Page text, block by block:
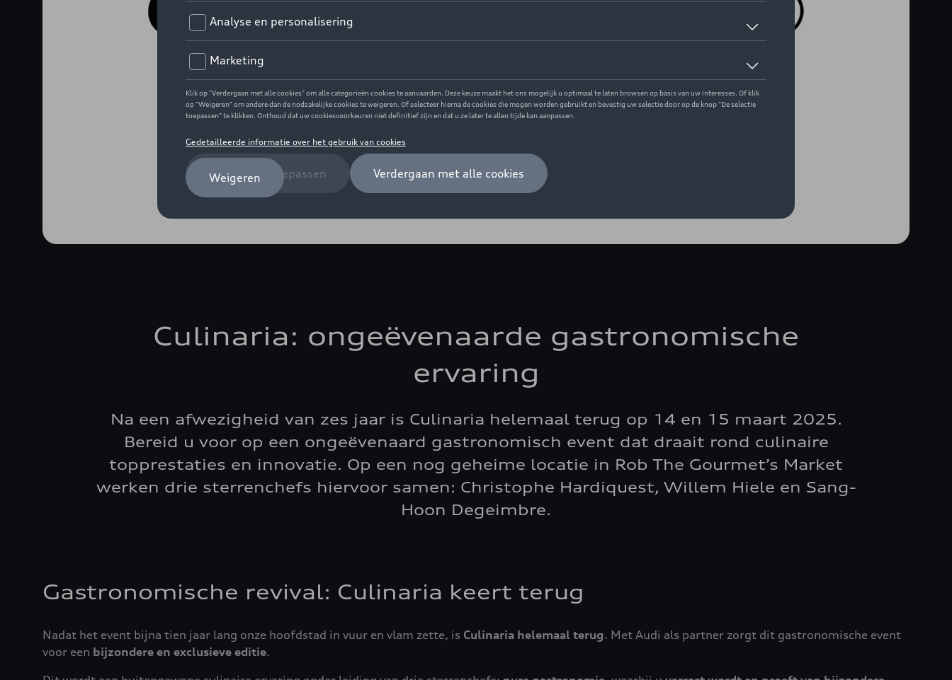
Culinaria: ongeëvenaarde gastronomische
ervaring
Na een afwezigheid van zes jaar is Culinaria helemaal terug op 14 en 15 maart 2025.
Bereid u voor op een ongeëvenaard gastronomisch event dat draait rond culinaire
topprestaties en innovatie. Op een nog geheime locatie in Rob The Gourmet’s Market
werken drie sterrenchefs hiervoor samen: Christophe Hardiquest, Willem Hiele en Sang-
Hoon Degeimbre.
Gastronomische revival: Culinaria keert terug
Nadat het event bijna tien jaar lang onze hoofdstad in vuur en vlam zette, is Culinaria helemaal terug. Met Audi als partner zorgt dit gastronomische event
voor een bijzondere en exclusieve editie.